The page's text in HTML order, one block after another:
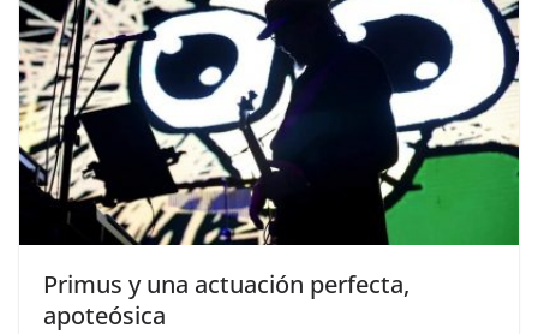
Primus y una actuación perfecta,
apoteósica